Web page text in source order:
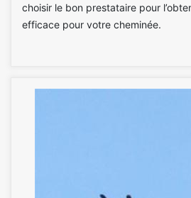
choisir le bon prestataire pour
efficace pour votre cheminée.